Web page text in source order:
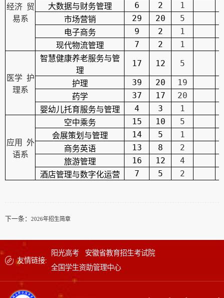
经济 贸
易系
大数据与财务管理
6 2
1
市场营销
29 20 5
电子商务
9 2 1
现代物流管理
7 2 1
医学 护
理系
智慧健康养老服务与管
理
17 12 5
护理 39 20
19
药学
37 17
20
婴幼儿托育服务与管理
4 3 1
应用 外
语系
空中乘务 15 10
5
会展策划与管理
14 5 1
商务英语
13 8
2
旅游管理
16 12
4
酒店管理与数字化运营
7 5 2
下一条： 2026年招生简章
友情链接:
阳光高考
安徽省教育招生考试院
全国学生资助管理中心